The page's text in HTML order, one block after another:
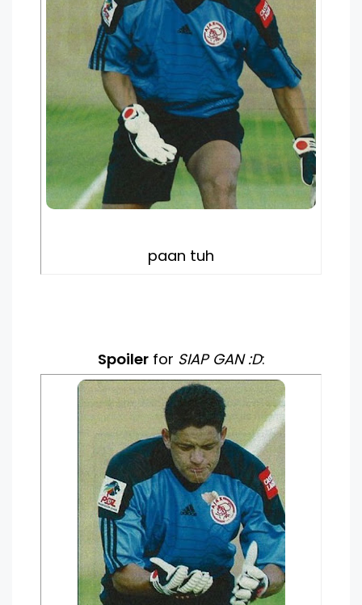
paan tuh
Spoilerfor SIAP GAN :D: